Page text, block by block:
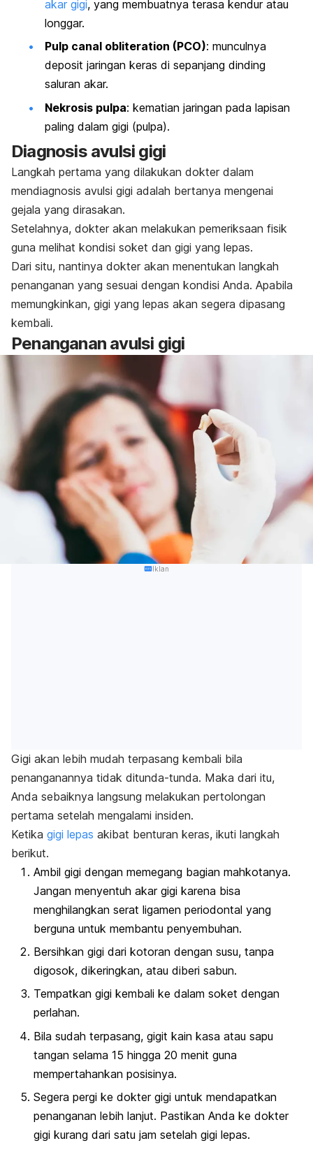
akar gigi, yang membuatnya terasa kendur atau
longgar.
Pulp canal obliteration (PCO): munculnya
deposit jaringan keras di sepanjang dinding
saluran akar.
Nekrosis pulpa: kematian jaringan pada lapisan
paling dalam gigi (pulpa).
Diagnosis avulsi gigi
Langkah pertama yang dilakukan dokter dalam
mendiagnosis avulsi gigi adalah bertanya mengenai
gejala yang dirasakan.
Setelahnya, dokter akan melakukan pemeriksaan fisik
guna melihat kondisi soket dan gigi yang lepas.
Dari situ, nantinya dokter akan menentukan langkah
penanganan yang sesuai dengan kondisi Anda. Apabila
memungkinkan, gigi yang lepas akan segera dipasang
kembali.
Penanganan avulsi gigi
Iklan
Gigi akan lebih mudah terpasang kembali bila
penanganannya tidak ditunda-tunda. Maka dari itu,
Anda sebaiknya langsung melakukan pertolongan
pertama setelah mengalami insiden.
Ketika gigi lepas akibat benturan keras, ikuti langkah
berikut.
Ambil gigi dengan memegang bagian mahkotanya.
Jangan menyentuh akar gigi karena bisa
menghilangkan serat ligamen periodontal yang
berguna untuk membantu penyembuhan.
Bersihkan gigi dari kotoran dengan susu, tanpa
digosok, dikeringkan, atau diberi sabun.
Tempatkan gigi kembali ke dalam soket dengan
perlahan.
Bila sudah terpasang, gigit kain kasa atau sapu
tangan selama 15 hingga 20 menit guna
mempertahankan posisinya.
Segera pergi ke dokter gigi untuk mendapatkan
penanganan lebih lanjut. Pastikan Anda ke dokter
gigi kurang dari satu jam setelah gigi lepas.